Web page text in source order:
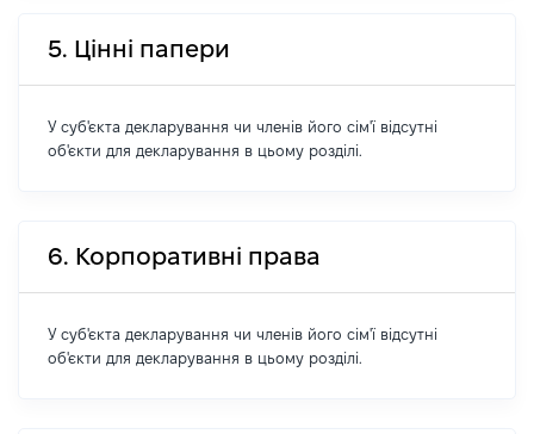
5. Цінні папери
У суб'єкта декларування чи членів його сім'ї відсутні
об'єкти для декларування в цьому розділі.
6. Корпоративні права
У суб'єкта декларування чи членів його сім'ї відсутні
об'єкти для декларування в цьому розділі.